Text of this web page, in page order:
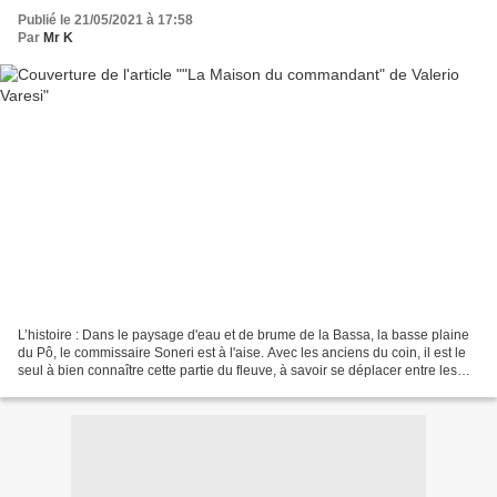
Publié le 21/05/2021 à 17:58
Par Mr K
L’histoire : Dans le paysage d'eau et de brume de la Bassa, la basse plaine
du Pô, le commissaire Soneri est à l'aise. Avec les anciens du coin, il est le
seul à bien connaître cette partie du fleuve, à savoir se déplacer entre les